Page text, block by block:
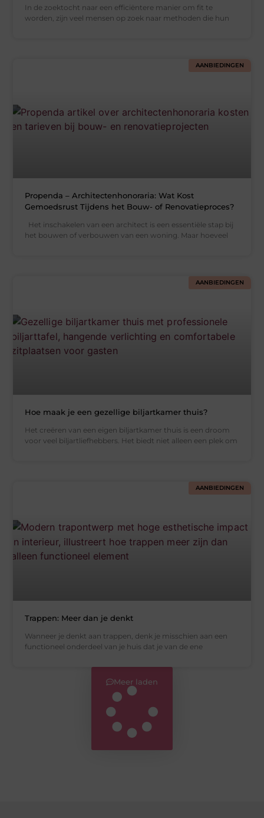
In de zoektocht naar een efficiëntere manier om fit te
worden, zijn veel mensen op zoek naar methoden die hun
AANBIEDINGEN
Propenda – Architectenhonoraria: Wat Kost
Gemoedsrust Tijdens het Bouw- of Renovatieproces?
Het inschakelen van een architect is een essentiële stap bij
het bouwen of verbouwen van een woning. Maar hoeveel
AANBIEDINGEN
Hoe maak je een gezellige biljartkamer thuis?
Het creëren van een eigen biljartkamer thuis is een droom
voor veel biljartliefhebbers. Het biedt niet alleen een plek om
AANBIEDINGEN
Trappen: Meer dan je denkt
Wanneer je denkt aan trappen, denk je misschien aan een
functioneel onderdeel van je huis dat je van de ene
Meer laden